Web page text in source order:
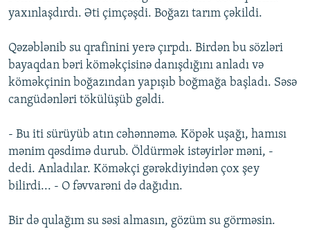
yaxınlaşdırdı. Əti çimçəşdi. Boğazı tarım çəkildi.
Qəzəblənib su qrafinini yerə çırpdı. Birdən bu sözləri
bayaqdan bəri köməkçisinə danışdığını anladı və
köməkçinin boğazından yapışıb boğmağa başladı. Səsə
cangüdənləri tökülüşüb gəldi.
- Bu iti sürüyüb atın cəhənnəmə. Köpək uşağı, hamısı
mənim qəsdimə durub. Öldürmək istəyirlər məni, -
dedi. Anladılar. Köməkçi gərəkdiyindən çox şey
bilirdi... - O fəvvarəni də dağıdın.
Bir də qulağım su səsi almasın, gözüm su görməsin.